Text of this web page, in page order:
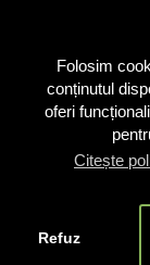
Folosim
conținutul
oferi
Citește
Refuz
Mobilier
Fotoliu
Fotoliu
lemn TRIO-2